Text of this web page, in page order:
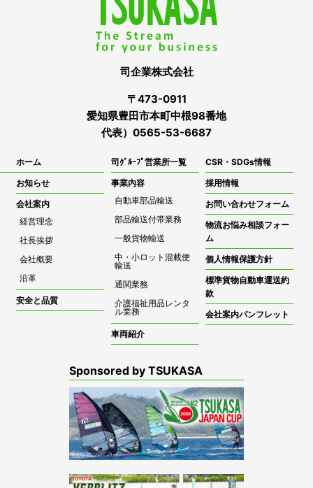
司企業株式会社
〒473-0911
愛知県豊田市本町中根98番地
代表）0565-53-6687
ホーム
お知らせ
会社案内
経営理念
社長挨拶
会社概要
沿革
安全と品質
司ｸﾞﾙｰﾌﾟ営業所一覧
事業内容
自動車部品輸送
部品輸送付帯業務
一般貨物輸送
中・小ロット混載便
輸送
通関業務
介護福祉用品レンタ
ル業務
車両紹介
CSR・SDGs情報
採用情報
お問い合わせフォーム
物流お悩み相談フォー
ム
個人情報保護方針
標準貨物自動車運送約
款
会社案内パンフレット
Sponsored by TSUKASA